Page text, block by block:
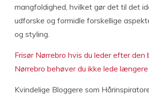
mangfoldighed, hvilket gør det til det
udforske og formidle forskellige
og styling.
Frisør Nørrebro hvis du leder efter den
Nørrebro behøver du ikke lede længere
Kvindelige Bloggere som